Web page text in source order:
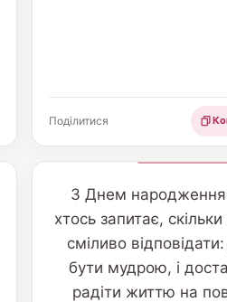
Поділитися
З Днем
хтось запитає,
сміливо
бути мудрою, і
радіти життю на